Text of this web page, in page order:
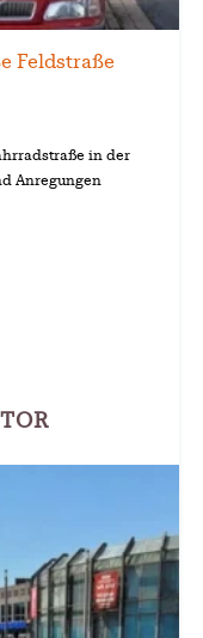
Feldstraße
in der
Anregungen